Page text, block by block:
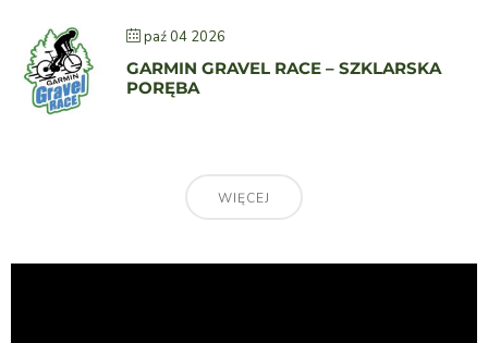
paź 04 2026
GARMIN GRAVEL RACE – SZKLARSKA
PORĘBA
WIĘCEJ